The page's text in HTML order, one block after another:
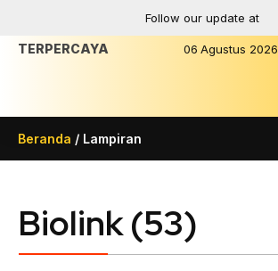
Follow our update at
06 Agustus 2026
TERPERCAYA
Beranda / Lampiran
Biolink (53)